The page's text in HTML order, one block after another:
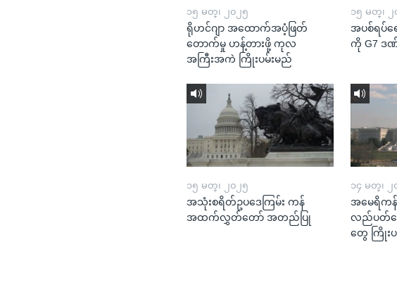
၁၅ မတ္၊ ၂၀၂၅
ရိုဟင်ဂျာ အထောက်အပံ့ဖြတ်
တောက်မှု ဟန့်တားဖို့ ကုလ
အကြီးအကဲ ကြိုးပမ်းမည်
၁၅ မတ္၊ ၂
အပစ်ရပ်ရ
ကို G7 ဒ
၁၅ မတ္၊ ၂၀၂၅
အသုံးစရိတ်ဥပဒေကြမ်း ကန်
အထက်လွှတ်တော် အတည်ပြု
၁၄ မတ္၊ ၂
အမေရိက
လည်ပတ်ရ
တွေ ကြိုးပ